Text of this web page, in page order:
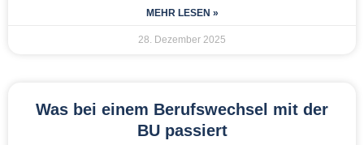
MEHR LESEN »
28. Dezember 2025
Was bei einem Berufswechsel mit der
BU passiert